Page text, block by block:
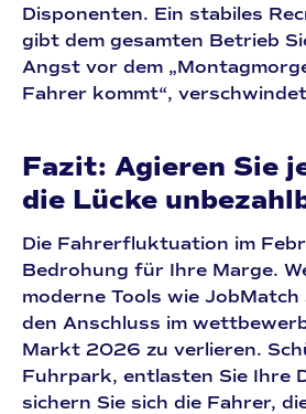
Disponenten. Ein stabiles
gibt dem gesamten Betrieb
Angst vor dem
Fahrer kommt“,
Fazit: Agieren Sie
die Lücke
Die Fahrerfluktuation im
Bedrohung für Ihre Marge.
moderne Tools wie JobMatch
den Anschluss im
Markt 2026 zu verlieren.
Fuhrpark, entlasten Sie Ihre
sichern Sie sich die Fahrer,